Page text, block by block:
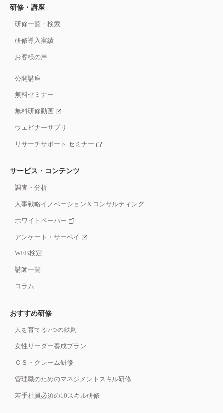
研修・講座
研修一覧・検索
研修導入実績
お客様の声
公開講座
無料セミナー
無料研修動画
ウェビナーサプリ
リサーチサポート セミナー
サービス・コンテンツ
調査・分析
人事戦略イノベーション＆コンサルティング
ホワイトペーパー
アンケート・サーベイ
WEB検定
講師一覧
コラム
おすすめ研修
人を育てる7つの鉄則
女性リーダー養成プラン
ＣＳ・クレーム研修
管理職のためのマネジメントスキル研修
若手社員必須の10スキル研修